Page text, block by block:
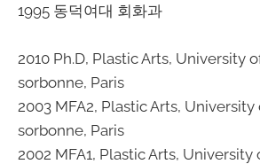
1995 동덕여대 회화과
2010 Ph.D, Plastic Arts, University
sorbonne, Paris
2003 MFA2, Plastic Arts,
sorbonne, Paris
2002 MFA1, Plastic Arts,